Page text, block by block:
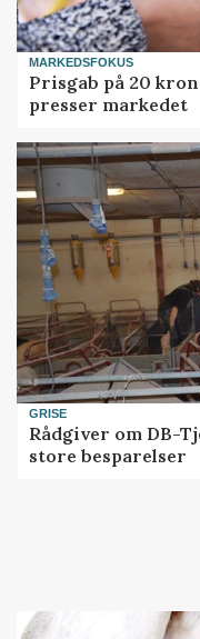
MARKEDSFOKUS
Prisgab på 20
presser markedet
GRISE
Rådgiver om DB-
store besparelser